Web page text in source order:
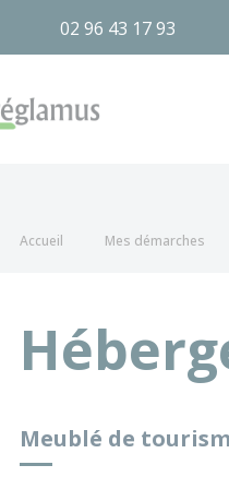
02 96 43 17 93
Accueil Mes démarches
Meublé de